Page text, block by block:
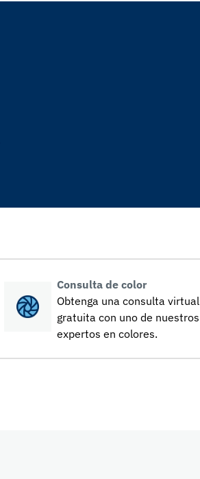
Consulta de color
Obtenga una consulta virtual
gratuita con uno de nuestros
expertos en colores.